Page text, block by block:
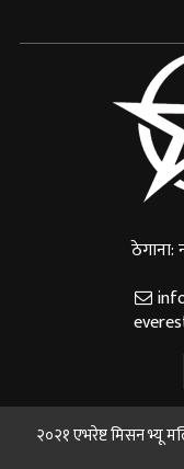
ठेगाना:
२०२१ एभरेष्ट मिसन भ्यू